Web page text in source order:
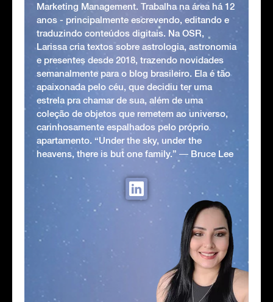
Marketing Management. Trabalha na área há 12
anos - principalmente escrevendo, editando e
traduzindo conteúdos digitais. Na OSR,
Larissa cria textos sobre astrologia, astronomia
e presentes desde 2018, trazendo novidades
semanalmente para o blog brasileiro. Ela é tão
apaixonada pelo céu, que decidiu ter uma
estrela pra chamar de sua, além de uma
coleção de objetos que remetem ao universo,
carinhosamente espalhados pelo próprio
apartamento. “Under the sky, under the
heavens, there is but one family.” ― Bruce Lee